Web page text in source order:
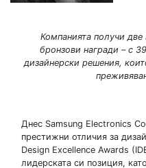
Компанията получи
бронзови награди – с
дизайнерски решения,
Днес Samsung Electronics
престижни отличия за
Design Excellence Awards
лидерската си позиция,